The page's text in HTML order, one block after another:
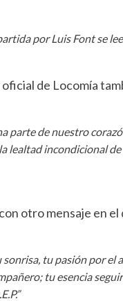
por Luis Font se
de Locomía
parte de nuestro
lealtad incondicional
otro mensaje en
tu pasión por el
tu esencia